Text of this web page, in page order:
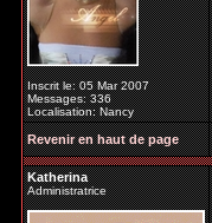
Inscrit le: 05 Mar 2007
Messages: 336
Localisation: Nancy
Revenir en haut de page
Katherina
Administratrice